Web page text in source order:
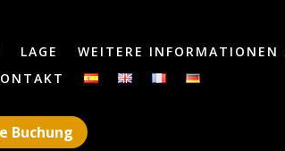
LAGE WEITERE INFORMATIONEN
Buchung